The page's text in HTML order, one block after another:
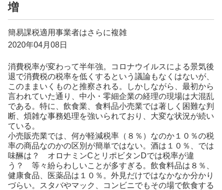
増
簡易課税適用事業者はさらに複雑
2020年04月08日
消費税率が変わって半年強。コロナウイルスによる景気後
退で消費税の税率を低くするという議論もなくはないが、
このままいくものと推察される。しかしながら、最初から
言われていた通り、中小・零細企業の経理の現場は大混乱
である。特に、飲食業、食料品小売業では著しく困難な判
断、煩雑な事務処理を強いられており、大変な状況が続い
ている。
小売販売業では、何が軽減税率（８％）なのか１０％の税
率の商品なのかの区別が簡単ではない。酒は１０％、では
味醂は？ オロナミンCとリポビタンDでは税率が違
う？ 等々紛らわしいことが多すぎる。飲食料品は８％、
健康食品、医薬品は１０％。外見だけではなかなか分かり
づらい。スタバやマック、コンビニでもその場で飲食する